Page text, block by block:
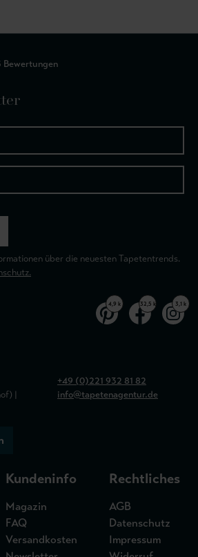
Bewertungen
über die neuesten Tapetentrends.
4,9 k 32,5 k 3,1 k
|
+49 (0)221 932 81 82
info@tapetenagentur.de
Kundeninfo
Magazin
FAQ
Versandkosten
Rechtliches
AGB
Datenschutz
Impressum